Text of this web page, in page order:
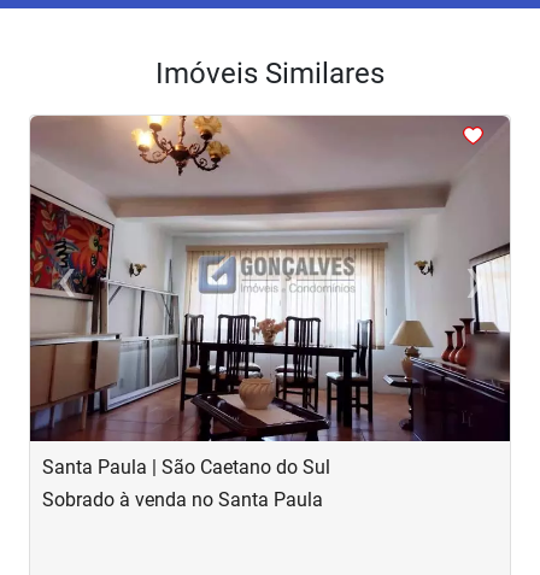
Imóveis Similares
<
‹Previous ›
Next
Santa Paula | São Caetano do Sul
Sobrado à venda no Santa Paula